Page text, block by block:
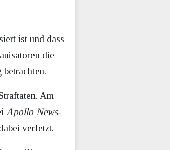
ist und dass
die
Am
Apollo News-
verletzt.